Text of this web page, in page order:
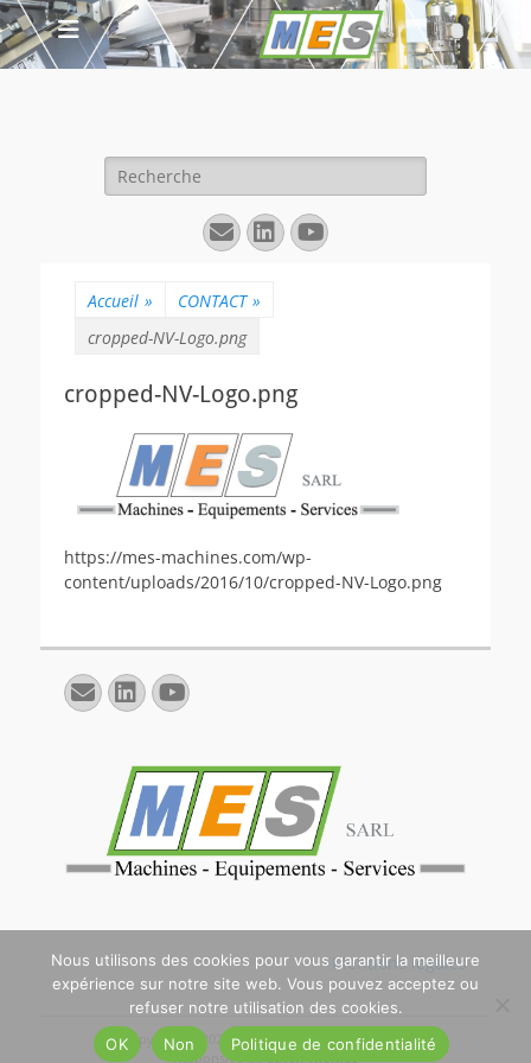
Rechercher :
E-
mail
Linkedin
YouTube
Accueil » CONTACT »
cropped-NV-Logo.png
cropped-NV-Logo.png
https://mes-machines.com/wp-
content/uploads/2016/10/cropped-NV-Logo.png
E-
mail
Linkedin
YouTube
Mentions légales
Copyright © 2026. All Rights Reserved. | Catch
Responsive de
Catch Themes
Nous utilisons des cookies pour vous garantir la meilleure
expérience sur notre site web. Vous pouvez acceptez ou
refuser notre utilisation des cookies.
OK
Non Politique de confidentialité